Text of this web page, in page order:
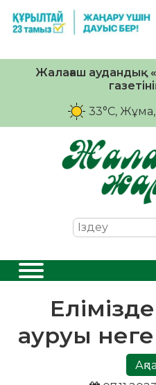
Жалағаш аудандық
33°C, Жұма,
ауруы